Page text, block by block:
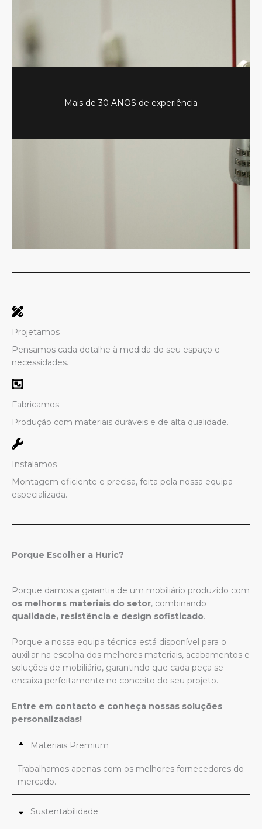
Mais de 30 ANOS de experiência
Projetamos
Pensamos cada detalhe à medida do seu espaço e
necessidades.
Fabricamos
Produção com materiais duráveis e de alta qualidade.
Instalamos
Montagem eficiente e precisa, feita pela nossa equipa
especializada.
Porque Escolher a Huric?
Porque damos a garantia de um mobiliário produzido com
os melhores materiais do setor, combinando
qualidade, resistência e design sofisticado.
Porque a nossa equipa técnica está disponível para o
auxiliar na escolha dos melhores materiais, acabamentos e
soluções de mobiliário, garantindo que cada peça se
encaixa perfeitamente no conceito do seu projeto.
Entre em contacto e conheça nossas soluções
personalizadas!
Materiais Premium
Trabalhamos apenas com os melhores fornecedores do
mercado.
Sustentabilidade